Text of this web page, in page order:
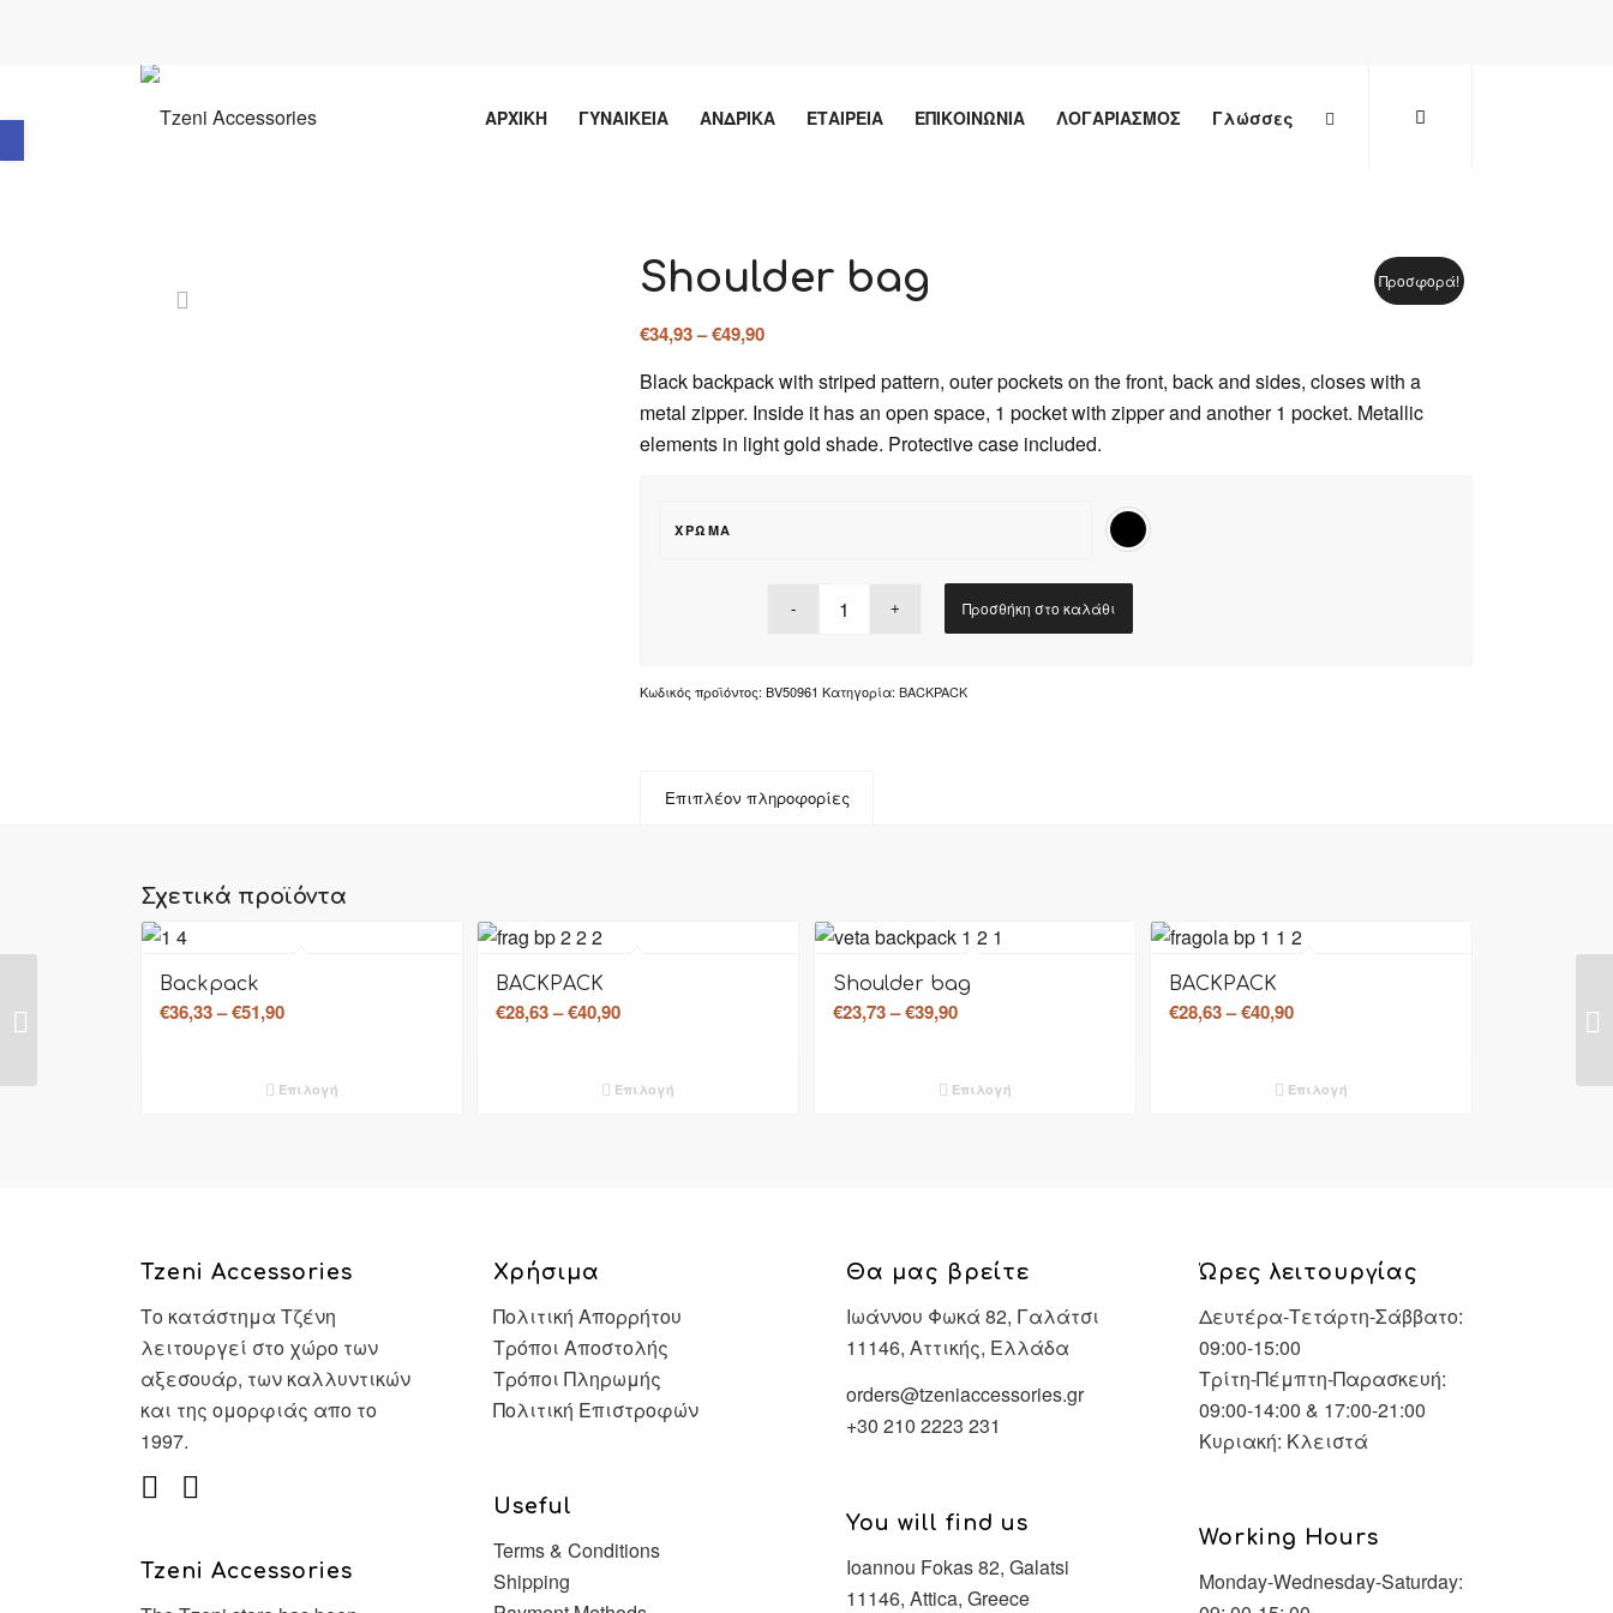
Ανοίξτε τη γραμμή εργαλείων ΑΡΧΙΚΗ ΓΥΝΑΙΚΕΙΑ ΑΝΔΡΙΚΑ ΕΤΑΙΡΕΙΑ ΕΠΙΚΟΙΝΩΝΙΑ ΛΟΓΑΡΙΑΣΜΟΣ Γλώσσες
Προσφορά!
Shoulder bag
€34,93–€49,90Price
€34,93
through
€49,90
Black backpack with striped pattern, outer pockets on the front, back and sides, closes with a
metal zipper. Inside it has an open space, 1 pocket with zipper and another 1 pocket. Metallic
elements in light gold shade. Protective case included.
ΧΡΏΜΑ
Προσθήκη στο καλάθι
Κωδικός προϊόντος:BV50961 Κατηγορία:BACKPACK
Επιπλέον πληροφορίες
Σχετικά προϊόντα
Backpack
€36,33–€51,90Price
through
Επιλογή
BACKPACK
€28,63–€40,90Price
through
Επιλογή
Shoulder bag
€23,73– €39,90Price
through
Επιλογή
BACKPACK
€28,63–€40,90Price
through
Επιλογή
Tzeni Accessories
Το κατάστημα Τζένη
λειτουργεί στο χώρο των
αξεσουάρ, των καλλυντικών
και της ομορφιάς απο το
1997.
Tzeni Accessories
Χρήσιμα
Πολιτική Απορρήτου
Τρόποι Αποστολής
Τρόποι Πληρωμής
Πολιτική Επιστροφών
Useful
Terms & Conditions
Shipping
Θα μας βρείτε
Ιωάννου Φωκά 82, Γαλάτσι
11146, Αττικής, Ελλάδα
orders@tzeniaccessories.gr
+30 210 2223 231
You will find us
Ioannou Fokas 82, Galatsi
11146, Attica, Greece
Ώρες λειτουργίας
Δευτέρα-Τετάρτη-Σάββατο:
09:00-15:00
Τρίτη-Πέμπτη-Παρασκευή:
09:00-14:00 & 17:00-21:00
Κυριακή: Κλειστά
Working Hours
Monday-Wednesday-Saturday: